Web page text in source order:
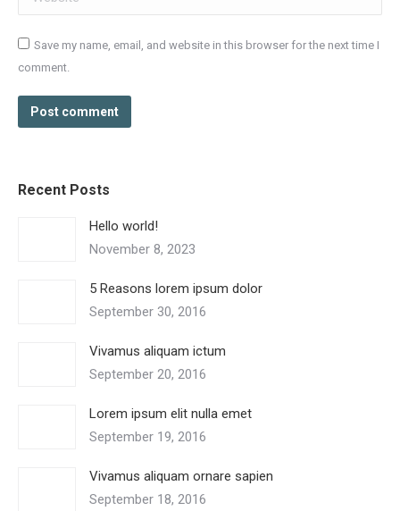
Save my name, email, and website in this browser for the next time I
comment.
Post comment
Recent Posts
Hello world!
November 8, 2023
5 Reasons lorem ipsum dolor
September 30, 2016
Vivamus aliquam ictum
September 20, 2016
Lorem ipsum elit nulla emet
September 19, 2016
Vivamus aliquam ornare sapien
September 18, 2016